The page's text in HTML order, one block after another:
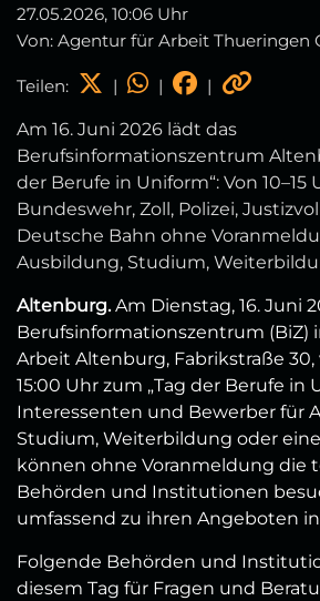
27.05.2026, 10:06 Uhr
Von: Agentur für Arbeit Thueringen
Teilen: | | |
Am 16. Juni 2026 lädt das
Berufsinformationszentrum
der Berufe in Uniform“: Von
Bundeswehr, Zoll, Polizei,
Deutsche Bahn ohne
Ausbildung, Studium,
Altenburg.Am Dienstag, 16. Juni
Berufsinformationszentrum (BiZ)
Arbeit Altenburg, Fabrikstraße 30,
15:00 Uhr zum „Tag der Berufe in
Interessenten und Bewerber für
Studium, Weiterbildung oder
können ohne Voranmeldung die
Behörden und Institutionen
umfassend zu ihren Angeboten
Folgende Behörden und
diesem Tag für Fragen und